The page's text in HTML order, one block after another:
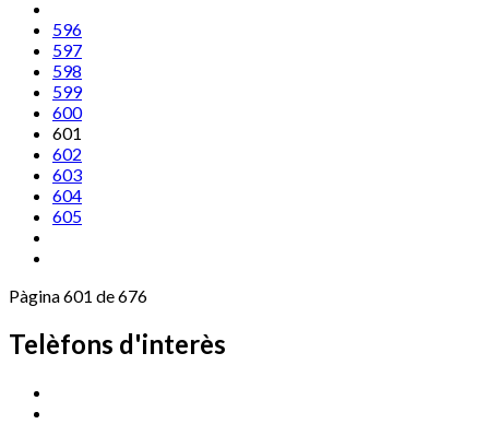
596
597
598
599
600
601
602
603
604
605
Pàgina 601 de 676
Telèfons d'interès